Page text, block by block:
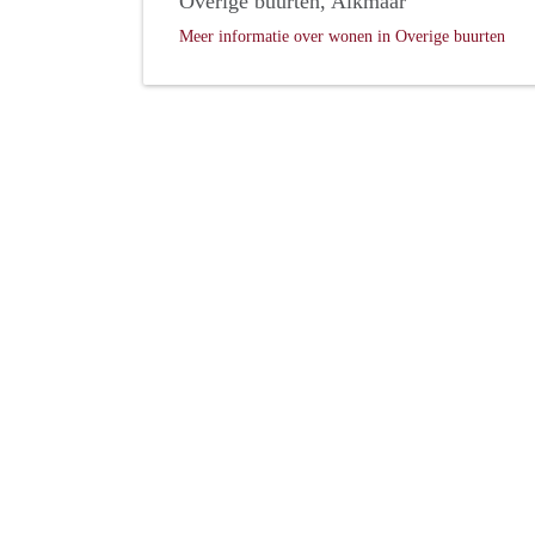
Meer informatie over wonen in Overige buurten